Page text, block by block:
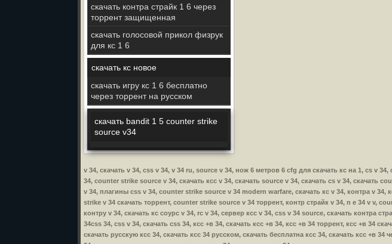
скачать контра страйк 1 6 через
торрент защищенная
скачать голосовой прикол физрук
для кс 1 6
скачать кс новое
скачать игру кс 1 6 бесплатно
через торрент на русском
скачать bandit 1 5 counter strike
source v34
v 34, скачать v 34, css v 34, v 34 ru, source v 34, нож 6 метров 6 cfg для скачать кс на 1, cs v
34, counter strike source v 34, скачать ксс v 34, скачать source v 34, скачать cs v 34, скачать
v 34, плагины css v 34, counter strike source v 34 modern warfare, скачать кс v 34, контра v
strike v 34 скачать торрент, counter strike source v 34 торрент, контр страйк v 34, n e 34 v v,
контру v 34, скачать кс соурс v 34, rc v 34, сервер ксс v 34, css v 34 source, скачать контра
34css 34, css v 34, скачать css 34, ксс +в 34, скачать ксс +в 34, ксс +в 34 торрент, ксс +в 34
скачать русскую ксс 34, скачать ксс 34 русском, скачать бесплатна ксс 34, скачать ксс +в